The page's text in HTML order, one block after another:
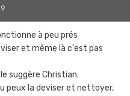
à peu prés
et même là c'est pas
suggère Christian.
peux la deviser et nettoyer,